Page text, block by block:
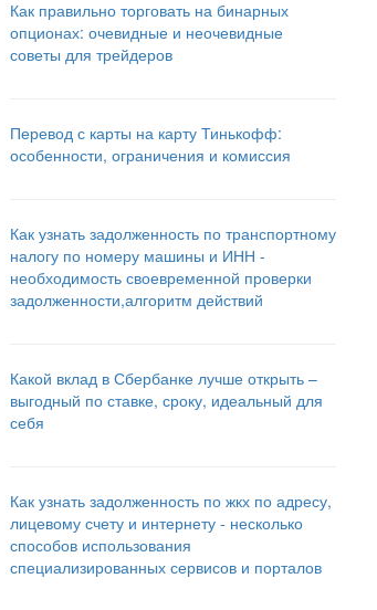
Как правильно торговать на бинарных
опционах: очевидные и неочевидные
советы для трейдеров
Перевод с карты на карту Тинькофф:
особенности, ограничения и комиссия
Как узнать задолженность по транспортному
налогу по номеру машины и ИНН -
необходимость своевременной проверки
задолженности,алгоритм действий
Какой вклад в Сбербанке лучше открыть –
выгодный по ставке, сроку, идеальный для
себя
Как узнать задолженность по жкх по адресу,
лицевому счету и интернету - несколько
способов использования
специализированных сервисов и порталов